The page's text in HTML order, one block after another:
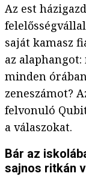
Az est
saját kamasz
az
minden
zeneszámot?
felvonuló
a válaszokat.
Bár az
sajnos ritkán